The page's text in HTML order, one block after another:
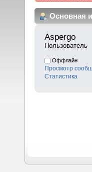
Основная
Aspergo
Пользователь
Оффлайн
Просмотр
Статистика